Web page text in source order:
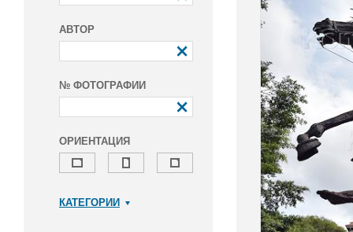
АВТОР
№ ФОТОГРАФИИ
ОРИЕНТАЦИЯ
КАТЕГОРИИ